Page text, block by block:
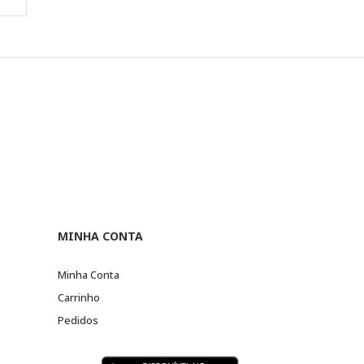
MINHA CONTA
Minha Conta
Carrinho
Pedidos